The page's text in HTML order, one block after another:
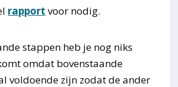
rapport voor nodig.
stappen heb je nog niks
omdat bovenstaande
voldoende zijn zodat de ander